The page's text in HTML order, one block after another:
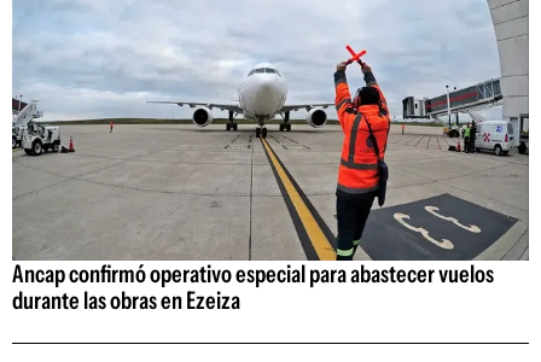
Ancap confirmó operativo especial para abastecer vuelos
durante las obras en Ezeiza